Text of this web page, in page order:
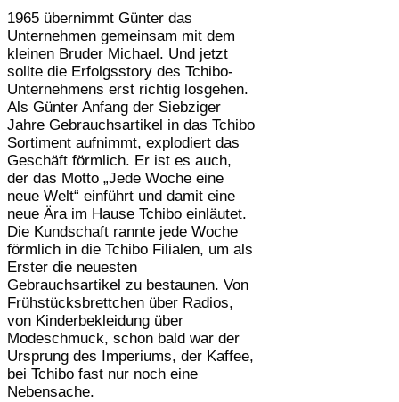
1965 übernimmt Günter das
Unternehmen gemeinsam mit dem
kleinen Bruder Michael. Und jetzt
sollte die Erfolgsstory des Tchibo-
Unternehmens erst richtig losgehen.
Als Günter Anfang der Siebziger
Jahre Gebrauchsartikel in das Tchibo
Sortiment aufnimmt, explodiert das
Geschäft förmlich. Er ist es auch,
der das Motto „Jede Woche eine
neue Welt“ einführt und damit eine
neue Ära im Hause Tchibo einläutet.
Die Kundschaft rannte jede Woche
förmlich in die Tchibo Filialen, um als
Erster die neuesten
Gebrauchsartikel zu bestaunen. Von
Frühstücksbrettchen über Radios,
von Kinderbekleidung über
Modeschmuck, schon bald war der
Ursprung des Imperiums, der Kaffee,
bei Tchibo fast nur noch eine
Nebensache.